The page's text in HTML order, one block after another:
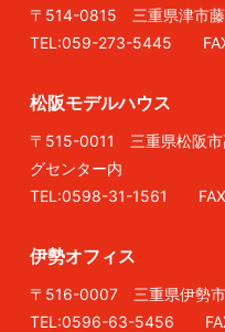
〒514-0815 三重県津市藤
TEL:059-273-5445
松阪モデルハウス
〒515-0011 三重県松阪
グセンター内
TEL:0598-31-1561
伊勢オフィス
〒516-0007 三重県伊勢
TEL:0596-63-5456